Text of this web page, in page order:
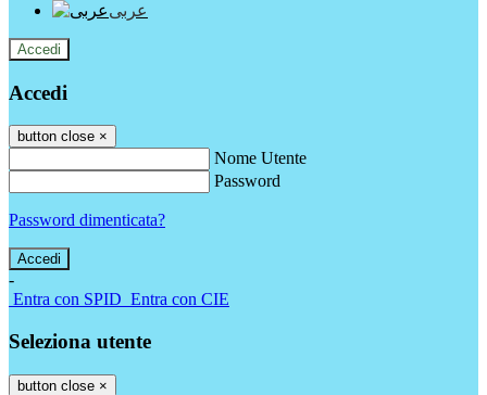
عربى
Accedi
Accedi
button close ×
Nome Utente
Password
Password dimenticata?
-
Entra con SPID Entra con CIE
Seleziona utente
button close ×